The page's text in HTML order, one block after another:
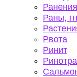
Ранения
Раны,
Рвота
Ринит